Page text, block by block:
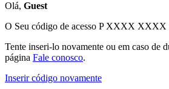
Olá, Guest
O Seu código de acesso P XXXX
Tente inseri-lo novamente ou em caso de
página Fale conosco.
Inserir código novamente